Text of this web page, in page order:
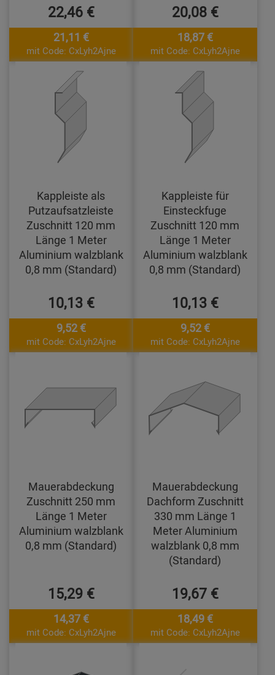
22,46 €
21,11 €
mit Code: CxLyh2Ajne
20,08 €
18,87 €
mit Code: CxLyh2Ajne
Kappleiste als
Putzaufsatzleiste
Zuschnitt 120 mm
Länge 1 Meter
Aluminium walzblank
0,8 mm (Standard)
10,13 €
9,52 €
mit Code: CxLyh2Ajne
Kappleiste für
Einsteckfuge
Zuschnitt 120 mm
Länge 1 Meter
Aluminium walzblank
0,8 mm (Standard)
10,13 €
9,52 €
mit Code: CxLyh2Ajne
Mauerabdeckung
Zuschnitt 250 mm
Länge 1 Meter
Aluminium walzblank
0,8 mm (Standard)
15,29 €
14,37 €
mit Code: CxLyh2Ajne
Mauerabdeckung
Dachform Zuschnitt
330 mm Länge 1
Meter Aluminium
walzblank 0,8 mm
(Standard)
19,67 €
18,49 €
mit Code: CxLyh2Ajne